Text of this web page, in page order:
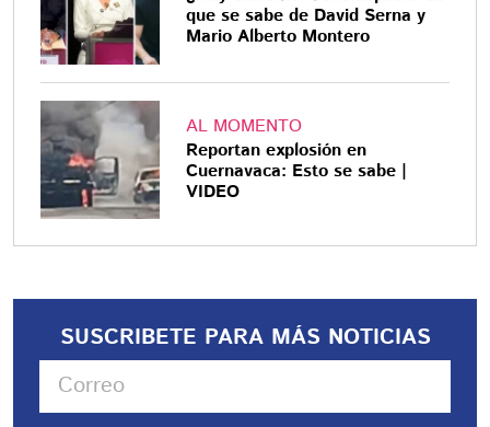
que se sabe de David Serna y
Mario Alberto Montero
AL MOMENTO
Reportan explosión en
Cuernavaca: Esto se sabe |
VIDEO
SUSCRIBETE PARA MÁS NOTICIAS